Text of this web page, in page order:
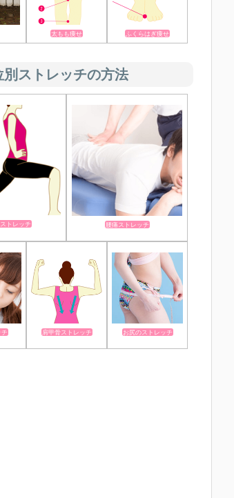
太もも痩せ ふくらはぎ痩せ
別ストレッチの方法
トレッチ 腰痛ストレッチ
肩甲骨ストレッチ お尻のストレッチ